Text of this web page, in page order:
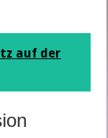
auf der